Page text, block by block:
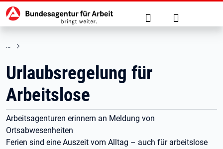
zu den Hauptinhalten springen
Hauptnavigation Suche Anmelden
Urlaubsregelung für
Arbeitslose
Arbeitsagenturen erinnern an Meldung von
Ortsabwesenheiten
Ferien sind eine Auszeit vom Alltag – auch für arbeitslose